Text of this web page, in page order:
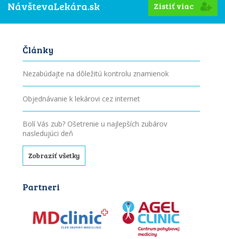
NávštevaLekára.sk
Zistiť viac
Články
Nezabúdajte na dôležitú kontrolu znamienok
Objednávanie k lekárovi cez internet
Bolí Vás zub? Ošetrenie u najlepších zubárov
nasledujúci deň
Zobraziť všetky
Partneri